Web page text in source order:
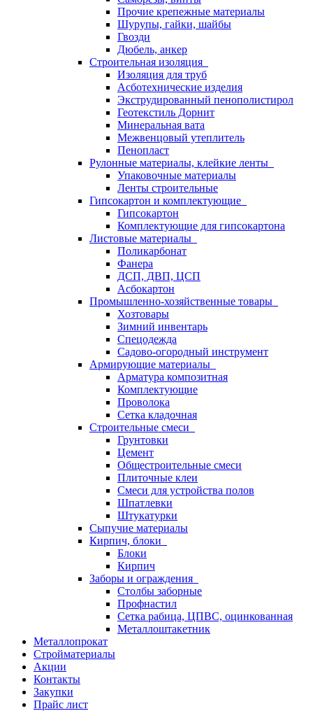
Прочие крепежные материалы
Шурупы, гайки, шайбы
Гвозди
Дюбель, анкер
Строительная изоляция
Изоляция для труб
Асботехнические изделия
Экструдированный пенополистирол
Геотекстиль Дорнит
Минеральная вата
Межвенцовый утеплитель
Пенопласт
Рулонные материалы, клейкие ленты
Упаковочные материалы
Ленты строительные
Гипсокартон и комплектующие
Гипсокартон
Комплектующие для гипсокартона
Листовые материалы
Поликарбонат
Фанера
ДСП, ДВП, ЦСП
Асбокартон
Промышленно-хозяйственные товары
Хозтовары
Зимний инвентарь
Спецодежда
Садово-огородный инструмент
Армирующие материалы
Арматура композитная
Комплектующие
Проволока
Сетка кладочная
Строительные смеси
Грунтовки
Цемент
Общестроительные смеси
Плиточные клеи
Смеси для устройства полов
Шпатлевки
Штукатурки
Сыпучие материалы
Кирпич, блоки
Блоки
Кирпич
Заборы и ограждения
Столбы заборные
Профнастил
Сетка рабица, ЦПВС, оцинкованная
Металлоштакетник
Металлопрокат
Стройматериалы
Акции
Контакты
Закупки
Прайс лист